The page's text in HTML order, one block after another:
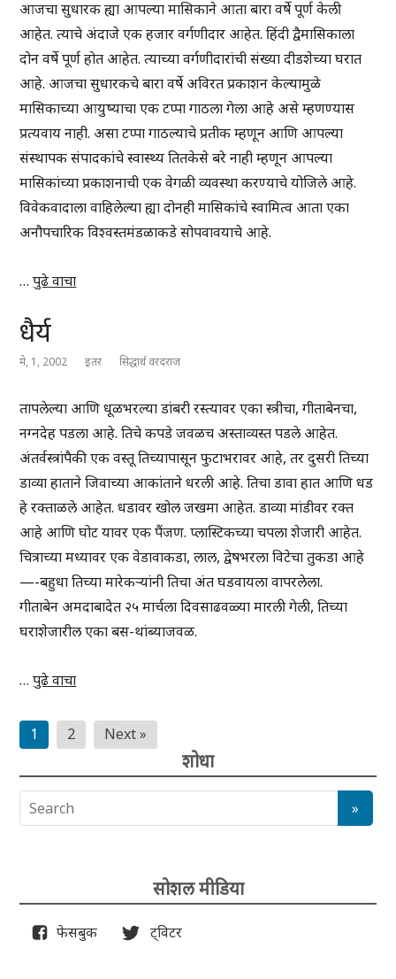
आजचा सुधारक ह्या आपल्या मासिकाने आता बारा वर्षे पूर्ण केली
आहेत. त्याचे अंदाजे एक हजार वर्गणीदार आहेत. हिंदी द्वैमासिकाला
दोन वर्षे पूर्ण होत आहेत. त्याच्या वर्गणीदारांची संख्या दीडशेच्या घरात
आहे. आजचा सुधारकचे बारा वर्षे अविरत प्रकाशन केल्यामुळे
मासिकाच्या आयुष्याचा एक टप्पा गाठला गेला आहे असे म्हणण्यास
प्रत्यवाय नाही. असा टप्पा गाठल्याचे प्रतीक म्हणून आणि आपल्या
संस्थापक संपादकांचे स्वास्थ्य तितकेसे बरे नाही म्हणून आपल्या
मासिकांच्या प्रकाशनाची एक वेगळी व्यवस्था करण्याचे योजिले आहे.
विवेकवादाला वाहिलेल्या ह्या दोनही मासिकांचे स्वामित्व आता एका
अनौपचारिक विश्वस्तमंडळाकडे सोपवावयाचे आहे.
…पुढे वाचा
धैर्य
मे, 1, 2002 इतर सिद्धार्थ वरदराज
तापलेल्या आणि धूळभरल्या डांबरी रस्त्यावर एका स्त्रीचा, गीताबेनचा,
नग्नदेह पडला आहे. तिचे कपडे जवळच अस्ताव्यस्त पडले आहेत.
अंतर्वस्त्रांपैकी एक वस्तू तिच्यापासून फुटाभरावर आहे, तर दुसरी तिच्या
डाव्या हाताने जिवाच्या आकांताने धरली आहे. तिचा डावा हात आणि धड
हे रक्ताळले आहेत. धडावर खोल जखमा आहेत. डाव्या मांडीवर रक्त
आहे आणि घोट यावर एक पैंजण. प्लास्टिकच्या चपला शेजारी आहेत.
चित्राच्या मध्यावर एक वेडावाकडा, लाल, द्वेषभरला विटेचा तुकडा आहे
—-बहुधा तिच्या मारेकऱ्यांनी तिचा अंत घडवायला वापरलेला.
गीताबेन अमदाबादेत २५ मार्चला दिवसाढवळ्या मारली गेली, तिच्या
घराशेजारील एका बस-थांब्याजवळ.
…पुढे वाचा
Posts
pagination
1 2 Next »
शोधा
सोशल मीडिया
फेसबुक ट्विटर